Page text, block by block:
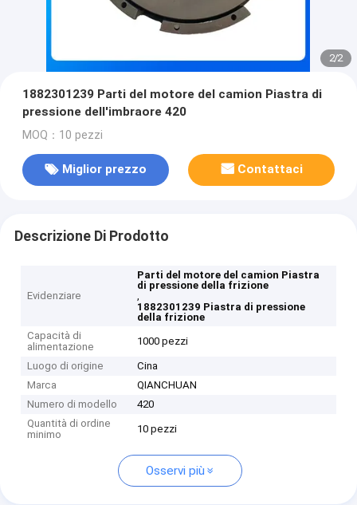
2/2
1882301239 Parti del motore del camion Piastra di
pressione dell'imbraore 420
MOQ：10 pezzi
Miglior prezzo Contattaci
Descrizione Di Prodotto
Evidenziare
Parti del motore del camion Piastra
di pressione della frizione
,
1882301239 Piastra di pressione
della frizione
Capacità di
alimentazione
1000 pezzi
Luogo di origine
Cina
Marca
QIANCHUAN
Numero di modello
420
Quantità di ordine
minimo
10 pezzi
Osservi più